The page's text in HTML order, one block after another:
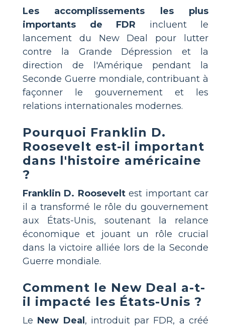
Les accomplissements les plus
importants de FDR incluent le
lancement du New Deal pour lutter
contre la Grande Dépression et la
direction de l'Amérique pendant la
Seconde Guerre mondiale, contribuant à
façonner le gouvernement et les
relations internationales modernes.
Pourquoi Franklin D.
Roosevelt est-il important
dans l'histoire américaine
?
Franklin D. Rooseveltest important car
il a transformé le rôle du gouvernement
aux États-Unis, soutenant la relance
économique et jouant un rôle crucial
dans la victoire alliée lors de la Seconde
Guerre mondiale.
Comment le New Deal a-t-
il impacté les États-Unis ?
Le New Deal , introduit par FDR, a créé